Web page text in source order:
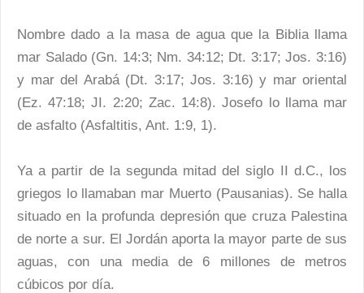
Nombre dado a la masa de agua que la Biblia llama
mar Salado (Gn. 14:3; Nm. 34:12; Dt. 3:17; Jos. 3:16)
y mar del Arabá (Dt. 3:17; Jos. 3:16) y mar oriental
(Ez. 47:18; JI. 2:20; Zac. 14:8). Josefo lo llama mar
de asfalto (Asfaltitis, Ant. 1:9, 1).
Ya a partir de la segunda mitad del siglo II d.C., los
griegos lo llamaban mar Muerto (Pausanias). Se halla
situado en la profunda depresión que cruza Palestina
de norte a sur. El Jordán aporta la mayor parte de sus
aguas, con una media de 6 millones de metros
cúbicos por día.